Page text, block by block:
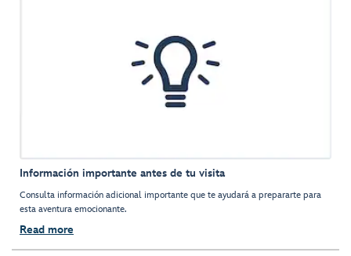
Información importante antes de tu visita
Consulta información adicional importante que te ayudará a prepararte para
esta aventura emocionante.
Read more